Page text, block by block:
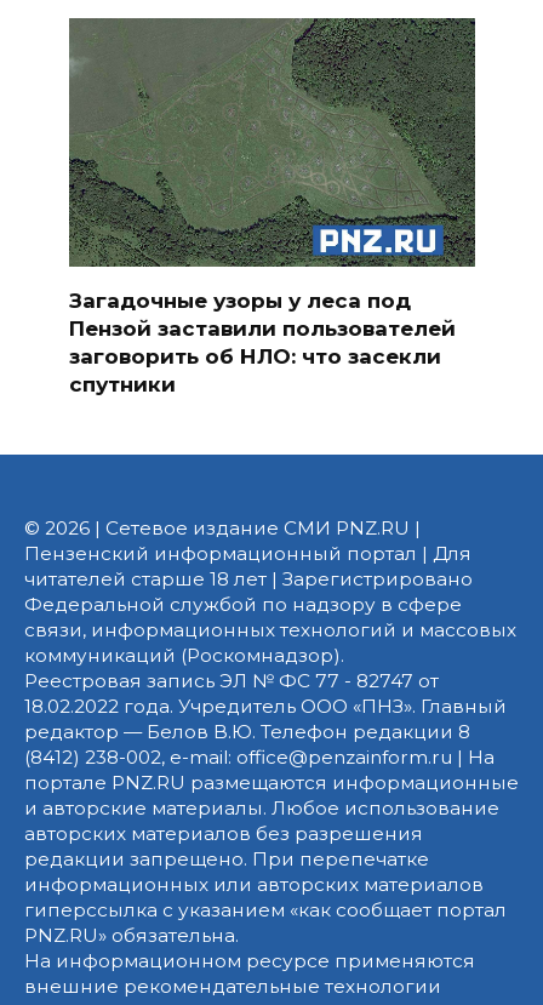
Загадочные узоры у леса под
Пензой заставили пользователей
заговорить об НЛО: что засекли
спутники
© 2026 | Сетевое издание СМИ PNZ.RU |
Пензенский информационный портал | Для
читателей старше 18 лет | Зарегистрировано
Федеральной службой по надзору в сфере
связи, информационных технологий и массовых
коммуникаций (Роскомнадзор).
Реестровая запись ЭЛ № ФС 77 - 82747 от
18.02.2022 года. Учредитель ООО «ПНЗ». Главный
редактор — Белов В.Ю. Телефон редакции 8
(8412) 238-002, e-mail: office@penzainform.ru | На
портале PNZ.RU размещаются информационные
и авторские материалы. Любое использование
авторских материалов без разрешения
редакции запрещено. При перепечатке
информационных или авторских материалов
гиперссылка с указанием «как сообщает портал
PNZ.RU» обязательна.
На информационном ресурсе применяются
внешние рекомендательные технологии